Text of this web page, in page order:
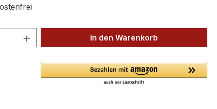
Anzahl: Gib den gewünschten Wert
In den Warenkorb